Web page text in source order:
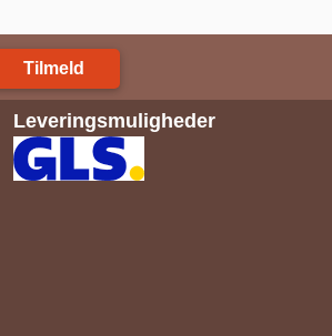
Tilmeld
Leveringsmuligheder